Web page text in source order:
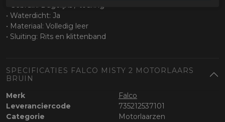
• Gebruik: Dagelijks / touring
• Waterdicht: Ja
• Materiaal: Volledig leer
• Sluiting: Rits en klittenband
SPECIFICATIES FALCO MISTY 2 MOTORLAARS
BRUIN
Merk
Falco
Leveranciercode
735212537101
Categorie
Motorlaarzen